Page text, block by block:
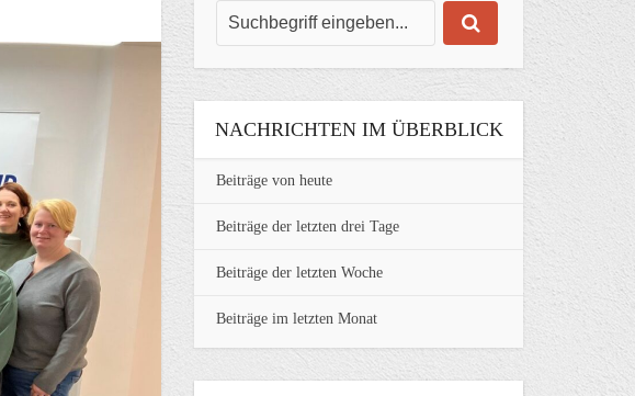
NACHRICHTEN IM ÜBERBLICK
Beiträge von heute
Beiträge der letzten drei Tage
Beiträge der letzten Woche
Beiträge im letzten Monat